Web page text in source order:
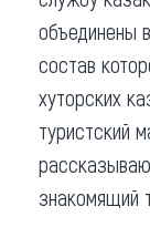
объединены
состав
хуторских
туристский
знакомящий